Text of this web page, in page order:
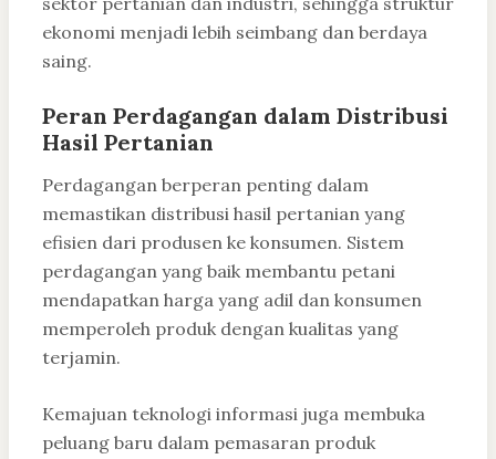
ekonomi menjadi lebih seimbang dan berdaya
saing.
Peran Perdagangan dalam Distribusi
Hasil Pertanian
Perdagangan berperan penting dalam
memastikan distribusi hasil pertanian yang
efisien dari produsen ke konsumen. Sistem
perdagangan yang baik membantu petani
mendapatkan harga yang adil dan konsumen
memperoleh produk dengan kualitas yang
terjamin.
Kemajuan teknologi informasi juga membuka
peluang baru dalam pemasaran produk